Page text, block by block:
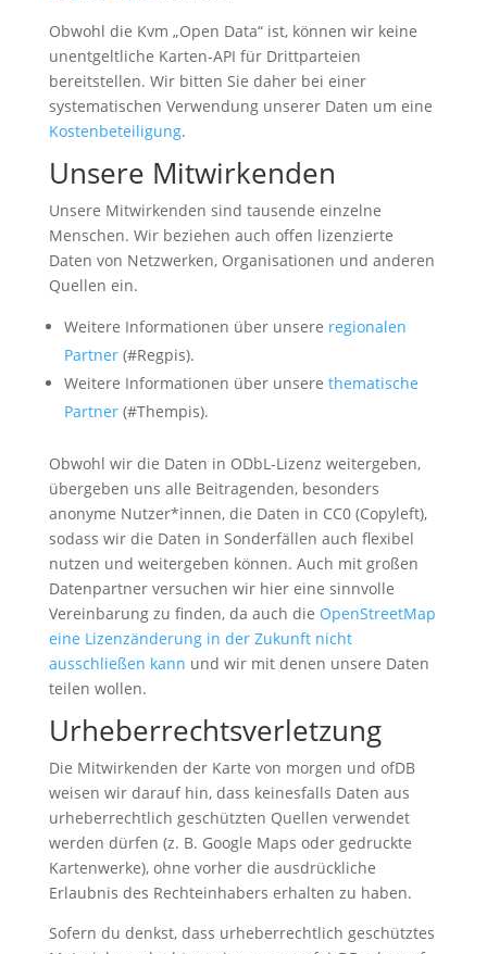
Obwohl die Kvm „Open Data“ ist, können wir keine
unentgeltliche Karten-API für Drittparteien
bereitstellen. Wir bitten Sie daher bei einer
systematischen Verwendung unserer Daten um eine
Kostenbeteiligung.
Unsere Mitwirkenden
Unsere Mitwirkenden sind tausende einzelne
Menschen. Wir beziehen auch offen lizenzierte
Daten von Netzwerken, Organisationen und anderen
Quellen ein.
Weitere Informationen über unsere regionalen
Partner(#Regpis).
Weitere Informationen über unsere thematische
Partner(#Thempis).
Obwohl wir die Daten in ODbL-Lizenz weitergeben,
übergeben uns alle Beitragenden, besonders
anonyme Nutzer*innen, die Daten in CC0 (Copyleft),
sodass wir die Daten in Sonderfällen auch flexibel
nutzen und weitergeben können. Auch mit großen
Datenpartner versuchen wir hier eine sinnvolle
Vereinbarung zu finden, da auch die OpenStreetMap
eine Lizenzänderung in der Zukunft nicht
ausschließen kann und wir mit denen unsere Daten
teilen wollen.
Urheberrechtsverletzung
Die Mitwirkenden der Karte von morgen und ofDB
weisen wir darauf hin, dass keinesfalls Daten aus
urheberrechtlich geschützten Quellen verwendet
werden dürfen (z. B. Google Maps oder gedruckte
Kartenwerke), ohne vorher die ausdrückliche
Erlaubnis des Rechteinhabers erhalten zu haben.
Sofern du denkst, dass urheberrechtlich geschütztes